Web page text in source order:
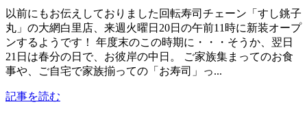
以前にもお伝えしておりました回転寿司チェーン「すし銚子
丸」の大網白里店、来週火曜日20日の午前11時に新装オープ
ンするようです！ 年度末のこの時期に・・・そうか、翌日
21日は春分の日で、お彼岸の中日。 ご家族集まってのお食
事や、ご自宅で家族揃っての「お寿司」っ...
記事を読む